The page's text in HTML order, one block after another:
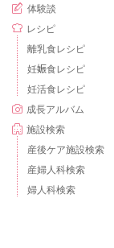
体験談
レシピ
離乳食レシピ
妊娠食レシピ
妊活食レシピ
成長アルバム
施設検索
産後ケア施設検索
産婦人科検索
婦人科検索